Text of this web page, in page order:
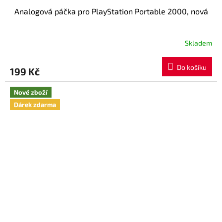
Analogová páčka pro PlayStation Portable 2000, nová
Skladem
199 Kč Do košíku
Nové zboží
Dárek zdarma